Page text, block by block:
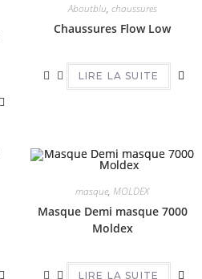
Aboutblu, chaussures
Chaussures Flow Low
LIRE LA SUITE
masque, MOLDEX
Masque Demi masque 7000
Moldex
LIRE LA SUITE